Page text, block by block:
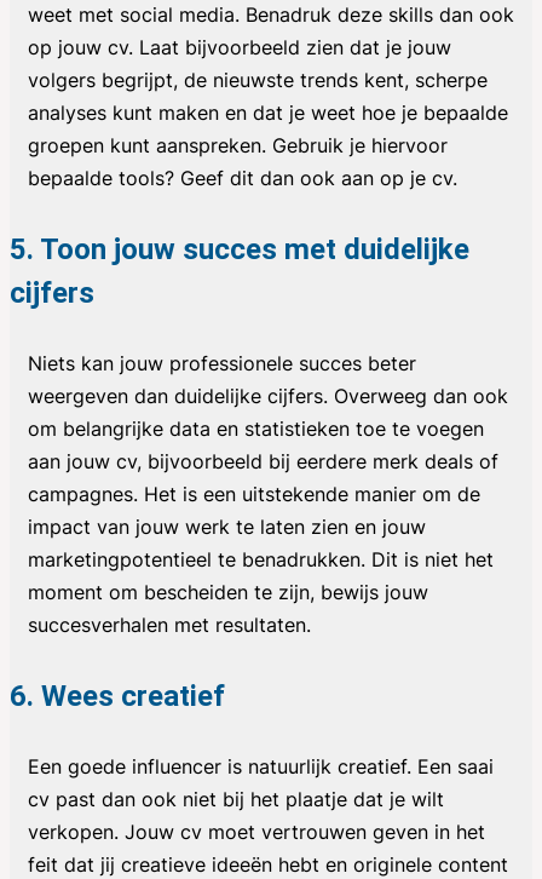
weet met social media. Benadruk deze skills dan ook
op jouw cv. Laat bijvoorbeeld zien dat je jouw
volgers begrijpt, de nieuwste trends kent, scherpe
analyses kunt maken en dat je weet hoe je bepaalde
groepen kunt aanspreken. Gebruik je hiervoor
bepaalde tools? Geef dit dan ook aan op je cv.
5. Toon jouw succes met duidelijke
cijfers
Niets kan jouw professionele succes beter
weergeven dan duidelijke cijfers. Overweeg dan ook
om belangrijke data en statistieken toe te voegen
aan jouw cv, bijvoorbeeld bij eerdere merk deals of
campagnes. Het is een uitstekende manier om de
impact van jouw werk te laten zien en jouw
marketingpotentieel te benadrukken. Dit is niet het
moment om bescheiden te zijn, bewijs jouw
succesverhalen met resultaten.
6. Wees creatief
Een goede influencer is natuurlijk creatief. Een saai
cv past dan ook niet bij het plaatje dat je wilt
verkopen. Jouw cv moet vertrouwen geven in het
feit dat jij creatieve ideeën hebt en originele content